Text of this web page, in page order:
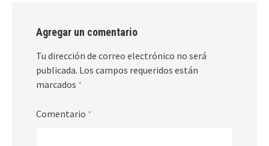
Agregar un comentario
Tu dirección de correo electrónico no será
publicada. Los campos requeridos están
marcados *
Comentario *